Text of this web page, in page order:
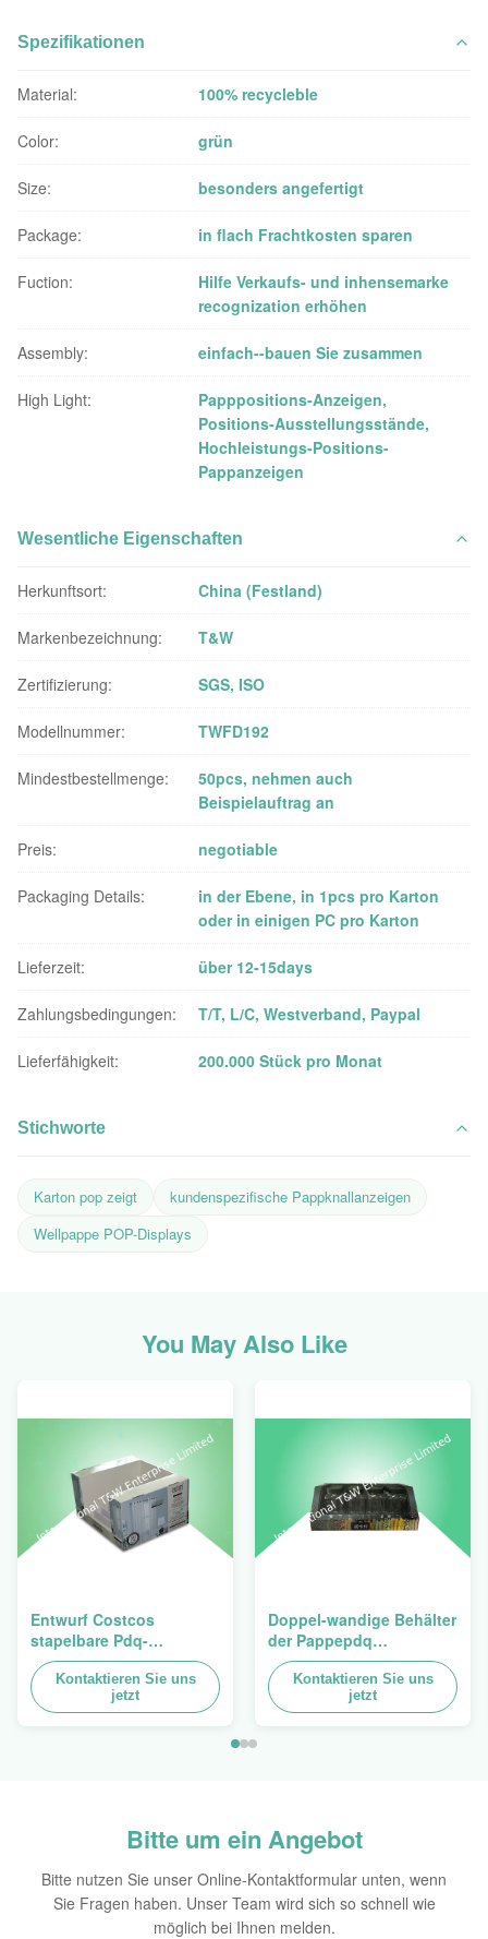
Spezifikationen
Material: 100% recycleble
Color: grün
Size: besonders angefertigt
Package: in flach Frachtkosten sparen
Fuction:
Hilfe Verkaufs- und inhensemarke
recognization erhöhen
Assembly: einfach--bauen Sie zusammen
High Light: Papppositions-Anzeigen,
Positions-Ausstellungsstände,
Hochleistungs-Positions-
Pappanzeigen
Wesentliche Eigenschaften
Herkunftsort: China (Festland)
Markenbezeichnung: T&W
Zertifizierung: SGS, ISO
Modellnummer: TWFD192
Mindestbestellmenge:
50pcs, nehmen auch
Beispielauftrag an
Preis: negotiable
Packaging Details:
in der Ebene, in 1pcs pro Karton
oder in einigen PC pro Karton
Lieferzeit: über 12-15days
Zahlungsbedingungen: T/T, L/C, Westverband, Paypal
Lieferfähigkeit: 200.000 Stück pro Monat
Stichworte
Karton pop zeigt
kundenspezifische Pappknallanzeigen
Wellpappe POP-Displays
You May Also Like
Entwurf Costcos
stapelbare Pdq-
Hochleistungsbehälter
zum Verkauf des
Vorhangs, Last 100kgs
Kontaktieren Sie uns
jetzt
Doppel-wandige Behälter
der Pappepdq
Hochleistungsstackup
für die Förderung von
Gewürzen/von
Kontaktieren Sie uns
jetzt
Bitte um ein Angebot
Bitte nutzen Sie unser Online-Kontaktformular unten, wenn
Sie Fragen haben. Unser Team wird sich so schnell wie
möglich bei Ihnen melden.